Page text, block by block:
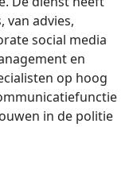
van advies,
social media
en
op hoog
in de politie